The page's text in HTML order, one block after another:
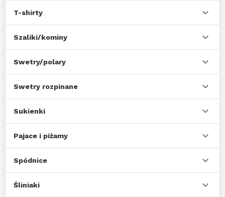
T-shirty
Szaliki/kominy
Swetry/polary
Swetry rozpinane
Sukienki
Pajace i piżamy
Spódnice
Śliniaki